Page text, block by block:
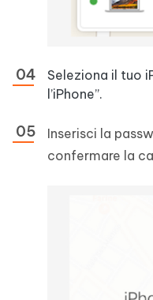
Seleziona il tuo
l’iPhone”.
Inserisci la
confermare la